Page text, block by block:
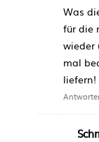
Was
für die
wieder
mal
liefern!